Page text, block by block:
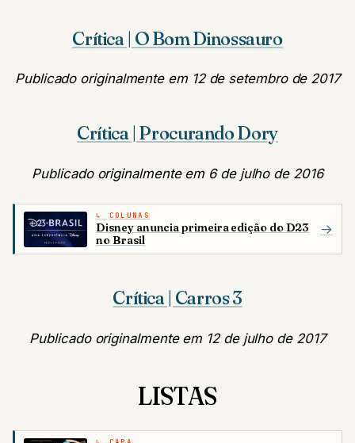
Crítica | O Bom Dinossauro
Publicado originalmente em 12 de setembro de 2017
Crítica | Procurando Dory
Publicado originalmente em 6 de julho de 2016
COLUNAS
Disney anuncia primeira edição do D23
no Brasil
→
Crítica | Carros 3
Publicado originalmente em 12 de julho de 2017
LISTAS